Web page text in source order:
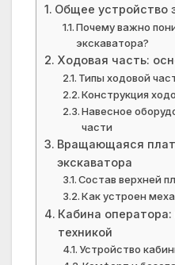
Общее устройство
Почему важно
экскаватора?
Ходовая часть:
Типы ходовой
Конструкция
Навесное
части
Вращающаяся
экскаватора
Состав верхней
Как устроен
Кабина
техникой
Устройство